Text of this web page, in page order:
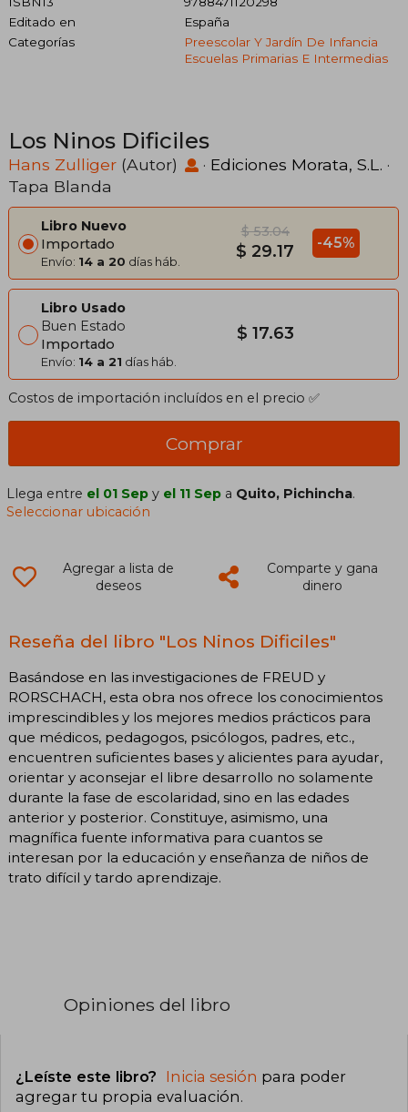
Editado en
España
Categorías
Preescolar Y Jardín De Infancia
Escuelas Primarias E Intermedias
Los Ninos Dificiles
Hans Zulliger (Autor) · Ediciones Morata, S.L. ·
Tapa Blanda
Libro Nuevo
Importado
Envío: 14 a 20 días háb.
$ 53.04
$ 29.17 -45%
Libro Usado
Buen Estado
Importado
Envío: 14 a 21 días háb.
$ 17.63
Costos de importación incluídos en el precio ✅
Comprar
Llega entre el 01 Sep y el 11 Sep a Quito, Pichincha.
Seleccionar ubicación
Agregar a lista de
deseos
Comparte y gana
dinero
Reseña del libro "Los Ninos Dificiles"
Basándose en las investigaciones de FREUD y
RORSCHACH, esta obra nos ofrece los conocimientos
imprescindibles y los mejores medios prácticos para
que médicos, pedagogos, psicólogos, padres, etc.,
encuentren suficientes bases y alicientes para ayudar,
orientar y aconsejar el libre desarrollo no solamente
durante la fase de escolaridad, sino en las edades
anterior y posterior. Constituye, asimismo, una
magnífica fuente informativa para cuantos se
interesan por la educación y enseñanza de niños de
trato difícil y tardo aprendizaje.
Opiniones del libro
¿Leíste este libro? Inicia sesión para poder
agregar tu propia evaluación.